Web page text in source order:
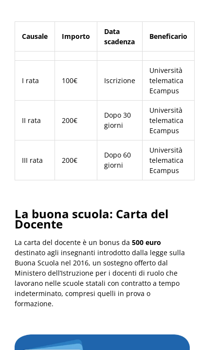
Causale Importo
Data
scadenza
Beneficario
I rata 100€ Iscrizione
Università
telematica
Ecampus
II rata 200€
Dopo 30
giorni
Università
telematica
Ecampus
III rata 200€
Dopo 60
giorni
Università
telematica
Ecampus
La buona scuola: Carta del
Docente
La carta del docente è un bonus da 500 euro
destinato agli insegnanti introdotto dalla legge sulla
Buona Scuola nel 2016, un sostegno offerto dal
Ministero dell’Istruzione per i docenti di ruolo che
lavorano nelle scuole statali con contratto a tempo
indeterminato, compresi quelli in prova o
formazione.